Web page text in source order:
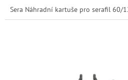
Sera Náhradní kartuše pro serafil 60/